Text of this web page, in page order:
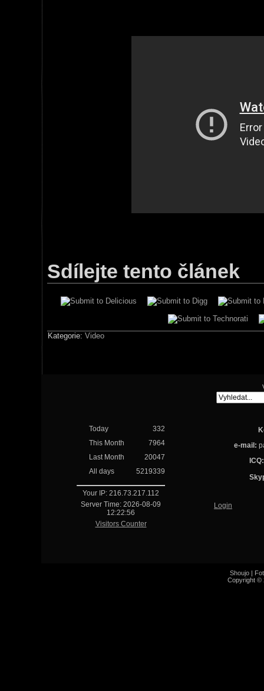
Sdílejte tento článek
Kategorie: Video
Today
This Month
Last Month
All days
332
7964
20047
5219339
Your IP: 216.73.217.112
Server Time: 2026-08-09
12:22:56
Visitors Counter
e-mail:
ICQ:
Login
Shoujo|
Copyright ©